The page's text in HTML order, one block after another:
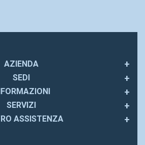
AZIENDA
SEDI
SERVIZI
ASSISTENZA